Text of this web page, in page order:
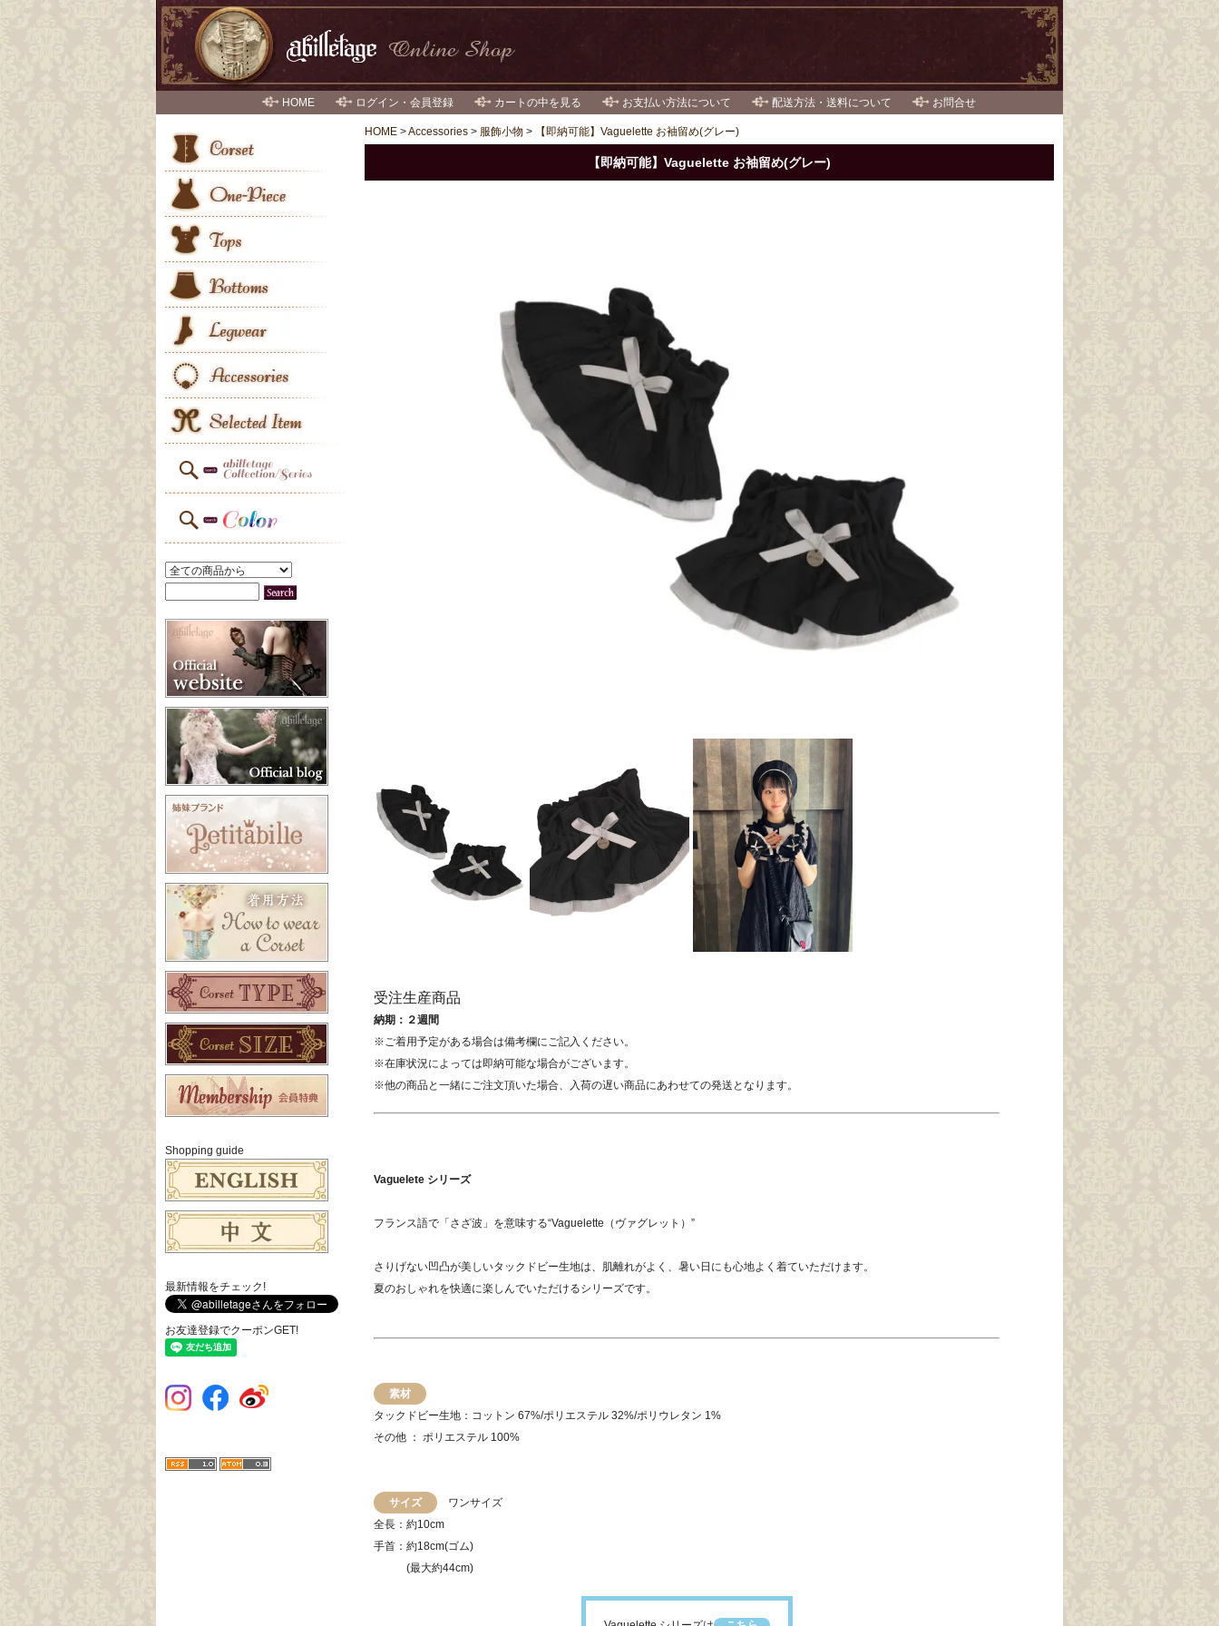
HOME ログイン・会員登録 カートの中を見る お支払い方法について 配送方法・送料について お問合せ
HOME >Accessories > 服飾小物 > 【即納可能】Vaguelette お袖留め(グレー)
【即納可能】Vaguelette お袖留め(グレー)
受注生産商品
納期：２週間
※ご着用予定がある場合は備考欄にご記入ください。
※在庫状況によっては即納可能な場合がございます。
※他の商品と一緒にご注文頂いた場合、入荷の遅い商品にあわせての発送となります。
Vaguelete シリーズ
フランス語で「さざ波」を意味する“Vaguelette（ヴァグレット）”
さりげない凹凸が美しいタックドビー生地は、肌離れがよく、暑い日にも心地よく着ていただけます。
夏のおしゃれを快適に楽しんでいただけるシリーズです。
素材
タックドビー生地：コットン 67%/ポリエステル 32%/ポリウレタン 1%
その他 ： ポリエステル 100%
サイズ
ワンサイズ
全長：約10cm
手首：約18cm(ゴム)
(最大約44cm)
Shopping guide
最新情報をチェック!
お友達登録でクーポンGET!